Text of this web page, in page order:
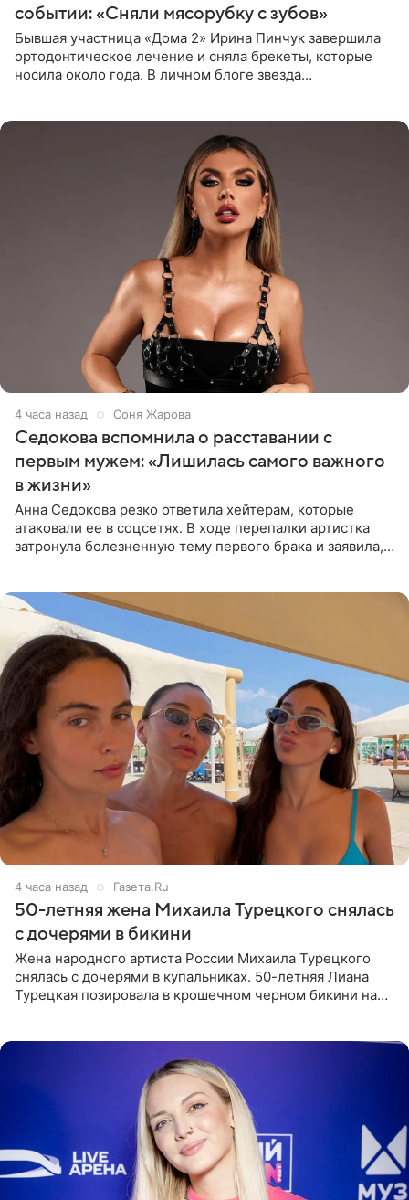
событии: «Сняли мясорубку с зубов»
Бывшая участница «Дома 2» Ирина Пинчук завершила
ортодонтическое лечение и сняла брекеты, которые
носила около года. В личном блоге звезда
4 часа назад Соня Жарова
Седокова вспомнила о расставании с
первым мужем: «Лишилась самого важного
в жизни»
Анна Седокова резко ответила хейтерам, которые
атаковали ее в соцсетях. В ходе перепалки артистка
затронула болезненную тему первого брака и заявила,
4 часа назад Газета.Ru
50-летняя жена Михаила Турецкого снялась
с дочерями в бикини
Жена народного артиста России Михаила Турецкого
снялась с дочерями в купальниках. 50-летняя Лиана
Турецкая позировала в крошечном черном бикини на